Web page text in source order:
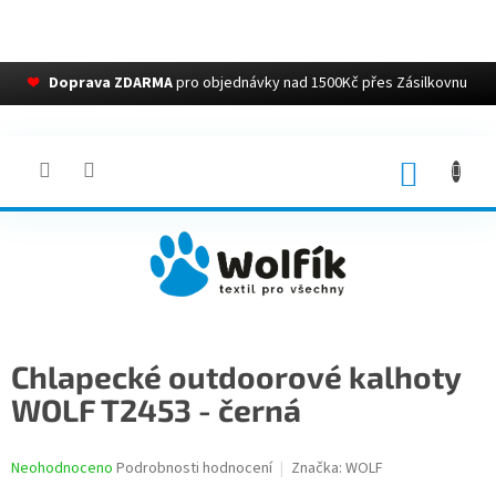
❤ Doprava ZDARMApro objednávky nad 1500Kč přes Zásilkovnu
Chlapecké outdoorové kalhoty
WOLF T2453 - černá
Průměrné
Neohodnoceno Podrobnosti hodnocení Značka: WOLF